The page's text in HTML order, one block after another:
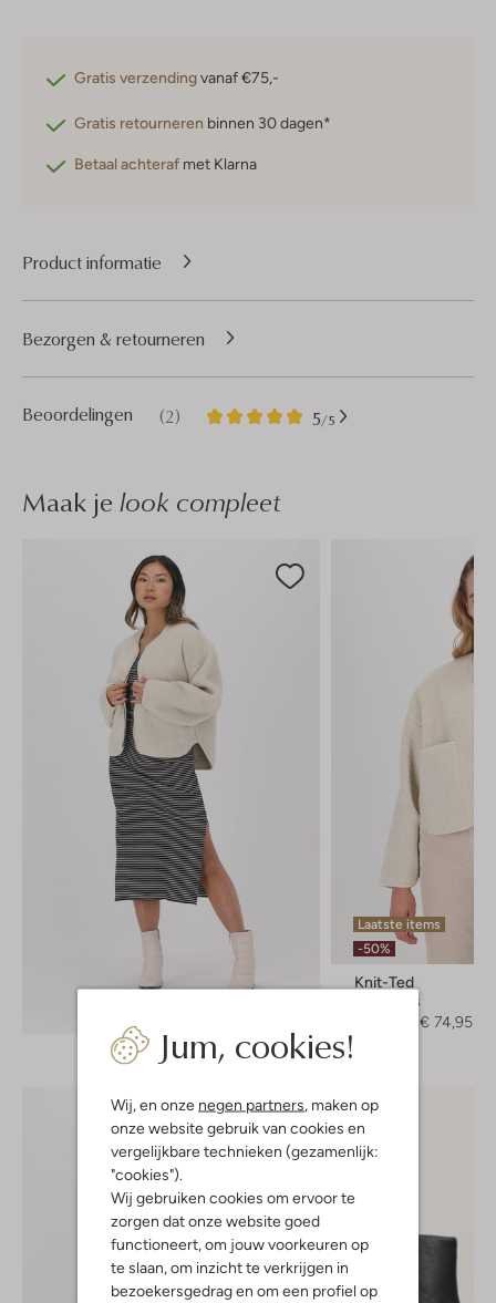
Jum, cookies!
Wij, en onze negen partners, maken op
onze website gebruik van cookies en
vergelijkbare technieken (gezamenlijk:
"cookies").
Wij gebruiken cookies om ervoor te
zorgen dat onze website goed
functioneert, om jouw voorkeuren op
te slaan, om inzicht te verkrijgen in
bezoekersgedrag en om een profiel op
Gratis verzendingvanaf €75,-
Gratis retourneren binnen 30 dagen*
Betaal achteraf met Klarna
Product informatie
Beoordelingen (2) 5/5
2
5
Bezorgen & retourneren
Maak je look compleet
Laatste items
-50%
Knit-Ted
Teddy jas
€ 74,95